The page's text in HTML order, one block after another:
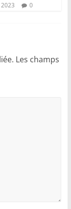
2023
0
Les champs